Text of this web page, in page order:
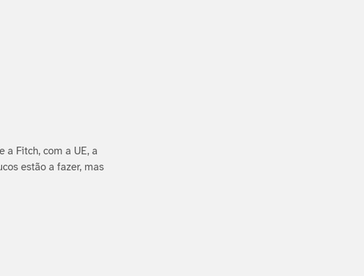
a Fitch, com a UE, a
estão a fazer, mas